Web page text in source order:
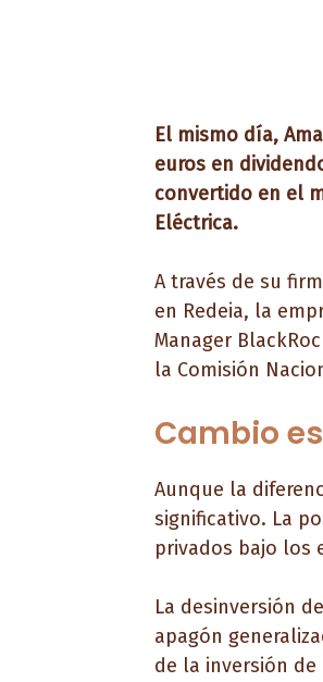
El mismo día,
euros en
convertido en el
Eléctrica.
A través de su
en Redeia, la
Manager
la Comisión
Cambio
Aunque la
significativo. La
privados bajo los
La desinversión
apagón
de la inversión de